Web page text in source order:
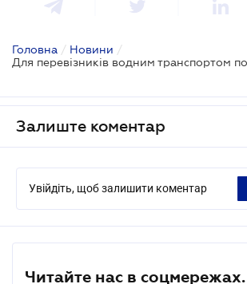
Головна / Новини /
Залиште коментар
Увійдіть, щоб залишити коментар
Читайте нас в соцмережах.